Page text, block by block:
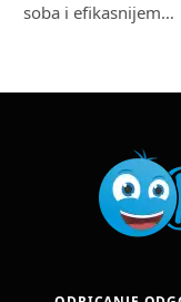
soba i efikasnijem…